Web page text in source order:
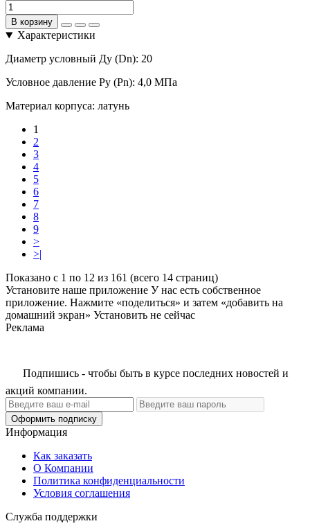
В корзину
Характеристики
Диаметр условный Ду (Dn): 20
Условное давление Ру (Pn): 4,0 МПа
Материал корпуса: латунь
1
2
3
4
5
6
7
8
9
>
>|
Показано с 1 по 12 из 161 (всего 14 страниц)
Установите наше приложение У нас есть собственное
приложение. Нажмите «поделиться» и затем «добавить на
домашний экран» Установить не сейчас
Реклама
Подпишись - чтобы быть в курсе последних новостей и
акций компании.
Оформить подписку
Информация
Как заказать
О Компании
Политика конфиденциальности
Условия соглашения
Служба поддержки